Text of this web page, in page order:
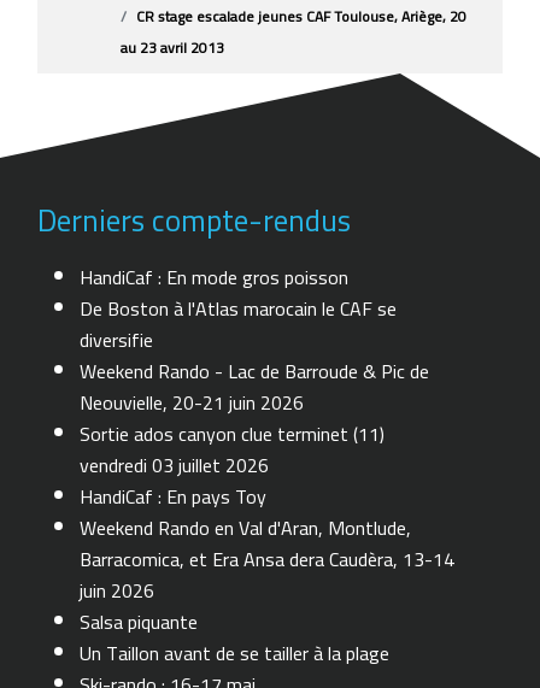
CR stage escalade jeunes CAF Toulouse, Ariège, 20
au 23 avril 2013
Derniers compte-rendus
HandiCaf : En mode gros poisson
De Boston à l'Atlas marocain le CAF se
diversifie
Weekend Rando - Lac de Barroude & Pic de
Neouvielle, 20-21 juin 2026
Sortie ados canyon clue terminet (11)
vendredi 03 juillet 2026
HandiCaf : En pays Toy
Weekend Rando en Val d'Aran, Montlude,
Barracomica, et Era Ansa dera Caudèra, 13-14
juin 2026
Salsa piquante
Un Taillon avant de se tailler à la plage